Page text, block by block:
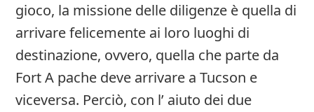
gioco, la missione delle diligenze è quella di
arrivare felicemente ai loro luoghi di
destinazione, ovvero, quella che parte da
Fort A pache deve arrivare a Tucson e
viceversa. Perciò, con l’ aiuto dei due